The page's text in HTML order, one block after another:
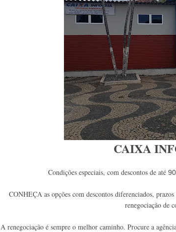
CAIXA
Condições especiais, com descontos de até 90
CONHEÇA as opções com descontos diferenciados,
renegociação de
A renegociação é sempre o melhor caminho. Procure a